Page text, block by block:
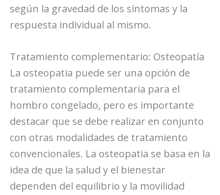
según la gravedad de los síntomas y la
respuesta individual al mismo.
Tratamiento complementario: Osteopatía
La osteopatia puede ser una opción de
tratamiento complementaria para el
hombro congelado, pero es importante
destacar que se debe realizar en conjunto
con otras modalidades de tratamiento
convencionales. La osteopatia se basa en la
idea de que la salud y el bienestar
dependen del equilibrio y la movilidad